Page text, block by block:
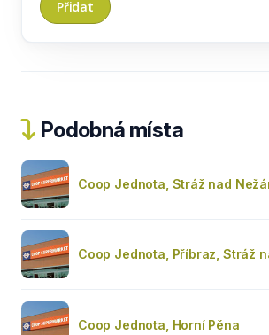
Podobná místa
Coop Jednota, Stráž nad
Coop Jednota, Příbraz, Stráž
Coop Jednota, Horní Pěna